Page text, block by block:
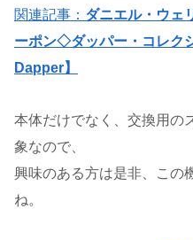
関連記事： ダニエル・ウェ
ーポン◇ダッパー・コレク
Dapper】
本体だけでなく、交換用の
象なので、
興味のある方は是非、この
ね。